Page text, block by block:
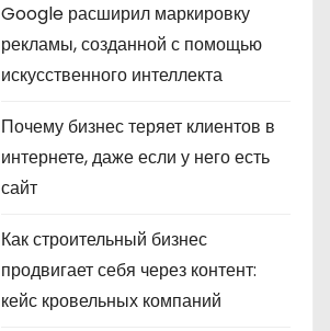
Google расширил маркировку
рекламы, созданной с помощью
искусственного интеллекта
Почему бизнес теряет клиентов в
интернете, даже если у него есть
сайт
Как строительный бизнес
продвигает себя через контент:
кейс кровельных компаний